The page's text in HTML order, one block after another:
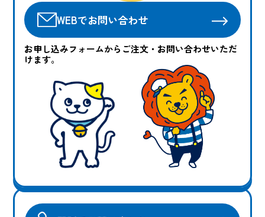
WEBでお問い合わせ
お申し込みフォームからご注文・お問い合わせいただ
けます。